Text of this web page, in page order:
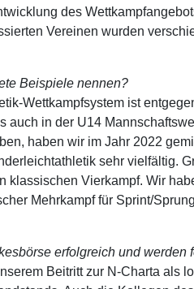
des
Vereinen wurden
bitte konkrete
Wettkampfsystem ist
auch in der U14
haben wir im Jahr 2022
sehr vielfältig.
klassischen Vierkampf. Wir
Mehrkampf für Sprint/
Spikesbörse
Beitritt zur N-Charta als